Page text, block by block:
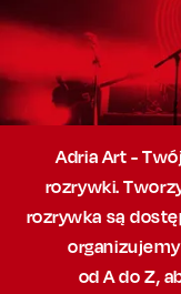
Adria Art -
rozrywki.
rozrywka są
organizujemy
od A do Z,